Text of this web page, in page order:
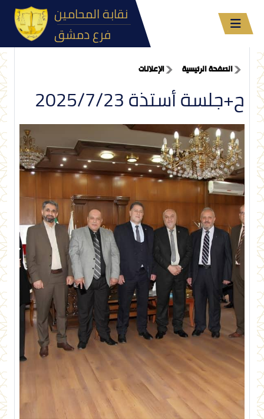
فرع دمشق
الصفحة الرئيسية الإعلانات
ح+جلسة أستذة 2025/7/23